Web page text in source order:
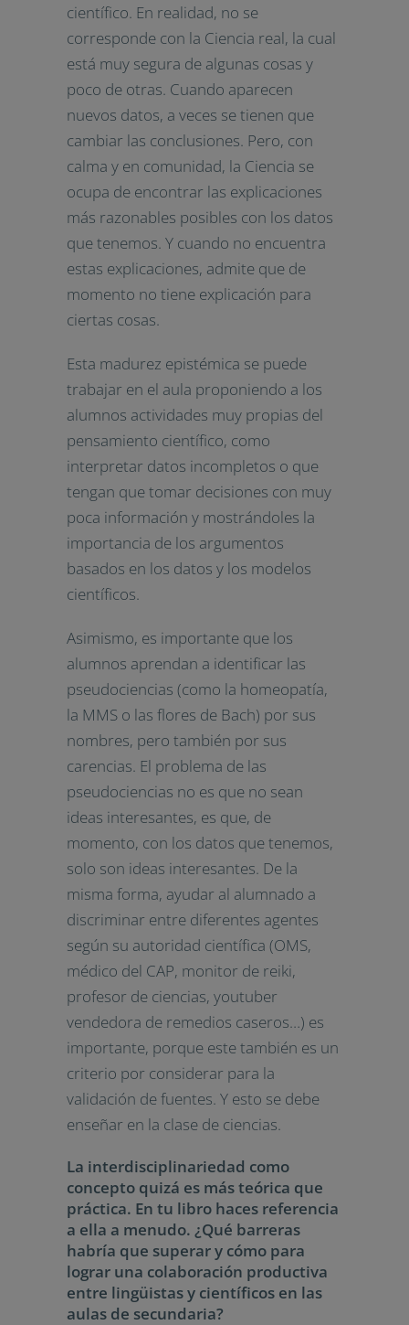
científico. En realidad, no se
corresponde con la Ciencia real, la cual
está muy segura de algunas cosas y
poco de otras. Cuando aparecen
nuevos datos, a veces se tienen que
cambiar las conclusiones. Pero, con
calma y en comunidad, la Ciencia se
ocupa de encontrar las explicaciones
más razonables posibles con los datos
que tenemos. Y cuando no encuentra
estas explicaciones, admite que de
momento no tiene explicación para
ciertas cosas.
Esta madurez epistémica se puede
trabajar en el aula proponiendo a los
alumnos actividades muy propias del
pensamiento científico, como
interpretar datos incompletos o que
tengan que tomar decisiones con muy
poca información y mostrándoles la
importancia de los argumentos
basados en los datos y los modelos
científicos.
Asimismo, es importante que los
alumnos aprendan a identificar las
pseudociencias (como la homeopatía,
la MMS o las flores de Bach) por sus
nombres, pero también por sus
carencias. El problema de las
pseudociencias no es que no sean
ideas interesantes, es que, de
momento, con los datos que tenemos,
solo son ideas interesantes. De la
misma forma, ayudar al alumnado a
discriminar entre diferentes agentes
según su autoridad científica (OMS,
médico del CAP, monitor de reiki,
profesor de ciencias, youtuber
vendedora de remedios caseros…) es
importante, porque este también es un
criterio por considerar para la
validación de fuentes. Y esto se debe
enseñar en la clase de ciencias.
La interdisciplinariedad como
concepto quizá es más teórica que
práctica. En tu libro haces referencia
a ella a menudo. ¿Qué barreras
habría que superar y cómo para
lograr una colaboración productiva
entre lingüistas y científicos en las
aulas de secundaria?